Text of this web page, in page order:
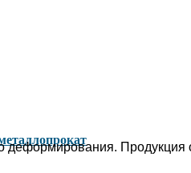
Продукция